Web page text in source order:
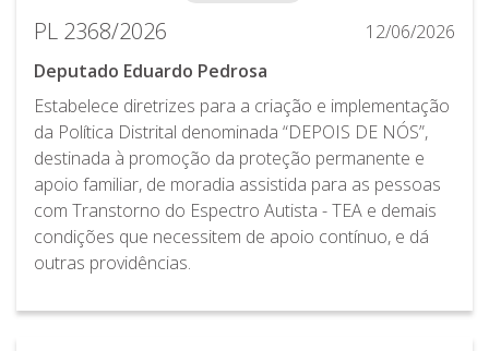
PL 2368/2026
12/06/2026
Deputado Eduardo Pedrosa
Estabelece diretrizes para a criação e implementação
da Política Distrital denominada “DEPOIS DE NÓS”,
destinada à promoção da proteção permanente e
apoio familiar, de moradia assistida para as pessoas
com Transtorno do Espectro Autista - TEA e demais
condições que necessitem de apoio contínuo, e dá
outras providências.